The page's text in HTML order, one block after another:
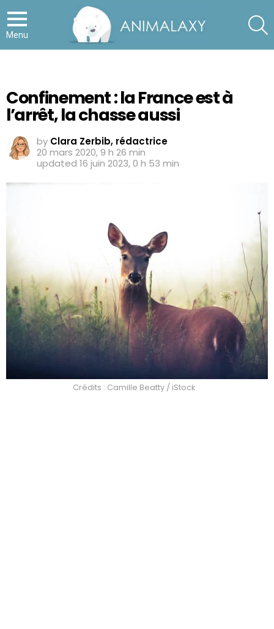
Menu
Confinement : la France est à
l’arrêt, la chasse aussi
by Clara Zerbib, rédactrice
20 mars 2020, 9 h 26 min
updated 16 juin 2023, 0 h 53 min
Crédits : Camille Beatty / iStock